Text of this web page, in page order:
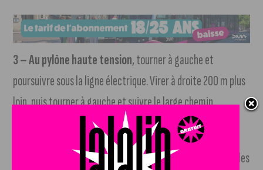
3 – Au pylône haute tension, tourner à gauche et
poursuivre sous la ligne électrique. Virer à droite 200 m plus
loin, puis tourner à gauche et suivre le large chemin
gravillonné sur 300 m.
4 – Au poteau directionnel
, tourner à gauche et longer les